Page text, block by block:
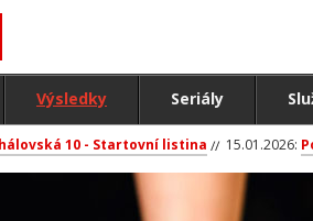
Výsledky Seriály
10 - Startovní listina 15.01.2026: